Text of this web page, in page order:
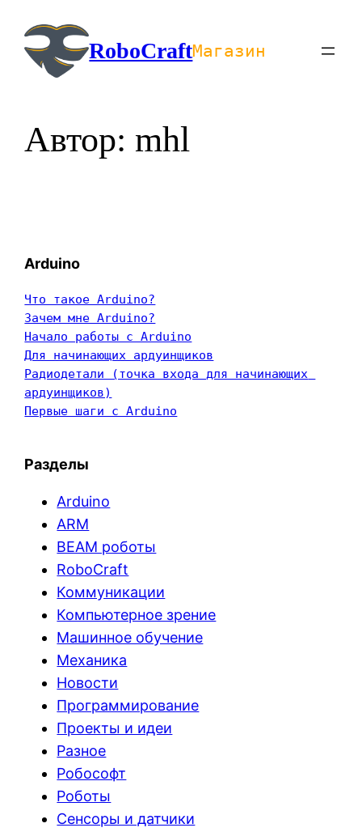
содержимомуRoboCraftМагазин
Автор: mhl
Arduino
Что такое Arduino?
Зачем мне Arduino?
Начало работы с Arduino
Для начинающих ардуинщиков
Радиодетали (точка входа для начинающих
ардуинщиков)
Первые шаги с Arduino
Разделы
Arduino
ARM
BEAM роботы
RoboCraft
Коммуникации
Компьютерное зрение
Машинное обучение
Механика
Новости
Программирование
Проекты и идеи
Разное
Робософт
Роботы
Сенсоры и датчики